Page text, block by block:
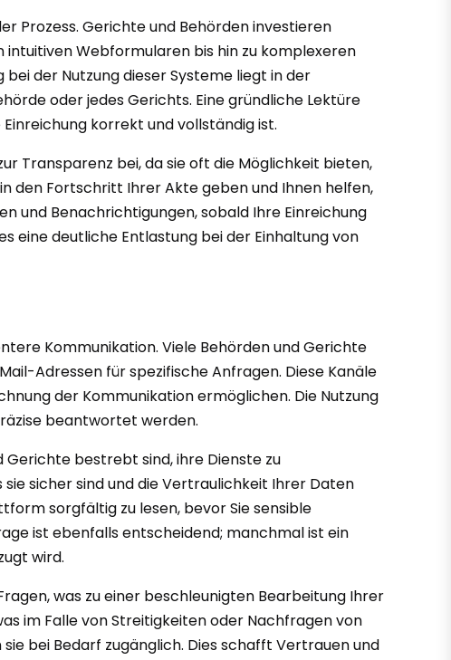
Prozess. Gerichte und Behörden investieren
intuitiven Webformularen bis hin zu komplexeren
der Nutzung dieser Systeme liegt in der
oder jedes Gerichts. Eine gründliche Lektüre
korrekt und vollständig ist.
Transparenz bei, da sie oft die Möglichkeit bieten,
den Fortschritt Ihrer Akte geben und Ihnen helfen,
und Benachrichtigungen, sobald Ihre Einreichung
eine deutliche Entlastung bei der Einhaltung von
Kommunikation. Viele Behörden und Gerichte
Adressen für spezifische Anfragen. Diese Kanäle
der Kommunikation ermöglichen. Die Nutzung
beantwortet werden.
bestrebt sind, ihre Dienste zu
sicher sind und die Vertraulichkeit Ihrer Daten
sorgfältig zu lesen, bevor Sie sensible
ist ebenfalls entscheidend; manchmal ist ein
wird.
was zu einer beschleunigten Bearbeitung Ihrer
im Falle von Streitigkeiten oder Nachfragen von
bei Bedarf zugänglich. Dies schafft Vertrauen und